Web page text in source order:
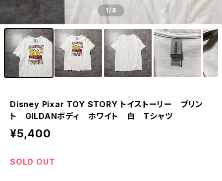
1/8
Disney Pixar TOY STORY トイストーリー プリン
ト GILDANボディ ホワイト 白 Tシャツ
¥5,400
SOLD OUT